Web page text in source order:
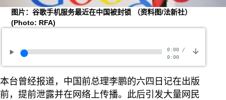
图片：谷歌手机服务最近在中国被封锁 （资料图/法新社）
(Photo: RFA)
0:00/
0:00
本台曾经报道，中国前总理李鹏的六四日记在出版
前，提前泄露并在网络上传播。此后引发大量网民